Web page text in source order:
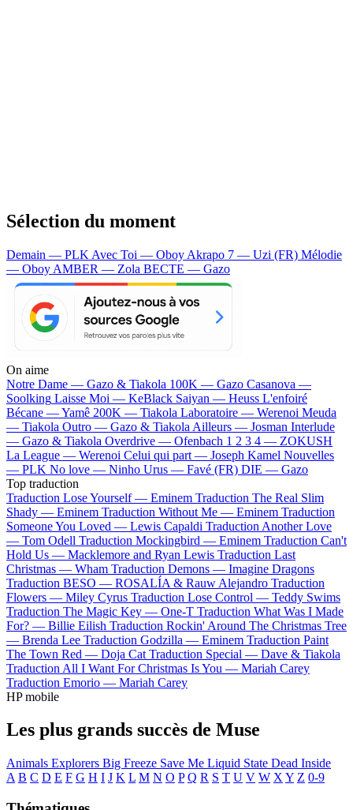
Sélection du moment
Demain — PLK Avec Toi — Oboy Akrapo 7 — Uzi (FR) Mélodie
— Oboy AMBER — Zola BECTE — Gazo
On aime
Notre Dame — Gazo & Tiakola 100K — Gazo Casanova —
Soolking Laisse Moi — KeBlack Saiyan — Heuss L'enfoiré
Bécane —Yamê 200K — Tiakola Laboratoire — Werenoi Meuda
— Tiakola Outro — Gazo & Tiakola Ailleurs — Josman Interlude
— Gazo & Tiakola Overdrive — Ofenbach 1 2 3 4 — ZOKUSH
La League — Werenoi Celui qui part — Joseph Kamel Nouvelles
— PLK No love — Ninho Urus — Favé (FR) DIE — Gazo
Top traduction
Traduction Lose Yourself — Eminem Traduction The Real Slim
Shady — Eminem Traduction Without Me — Eminem Traduction
Someone You Loved — Lewis Capaldi Traduction Another Love
— Tom Odell Traduction Mockingbird — Eminem Traduction Can't
Hold Us — Macklemore and Ryan Lewis Traduction Last
Christmas — Wham Traduction Demons — Imagine Dragons
Traduction BESO — ROSALÍA & Rauw Alejandro Traduction
Flowers — Miley Cyrus Traduction Lose Control — Teddy Swims
Traduction The Magic Key — One-T Traduction What Was I Made
For? — Billie Eilish Traduction Rockin' Around The Christmas Tree
— Brenda Lee Traduction Godzilla — Eminem Traduction Paint
The Town Red — Doja Cat Traduction Special — Dave & Tiakola
Traduction All I Want For Christmas Is You — Mariah Carey
Traduction Emorio — Mariah Carey
HP mobile
Les plus grands succès de Muse
Animals Explorers Big Freeze Save Me Liquid State Dead Inside
A B C D E F G H I J K L M N O P Q R S T U V W X Y Z 0-9